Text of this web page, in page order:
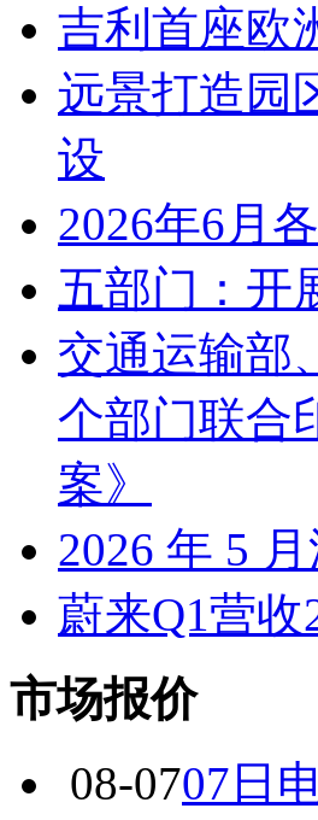
吉利首座欧
远景打造园
设
2026年6月
五部门：开
交通运输部
个部门联合
案》
2026 年 5
蔚来Q1营
市场报价
08-0707日